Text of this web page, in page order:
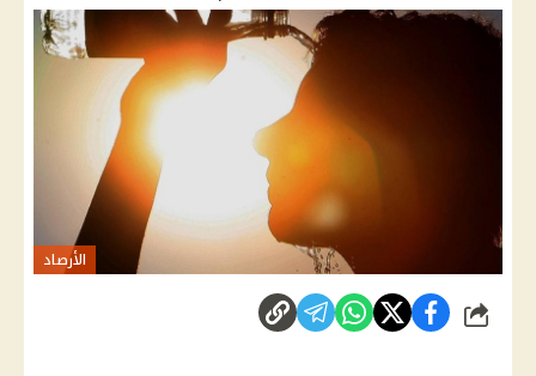
الأرصاد
شارك